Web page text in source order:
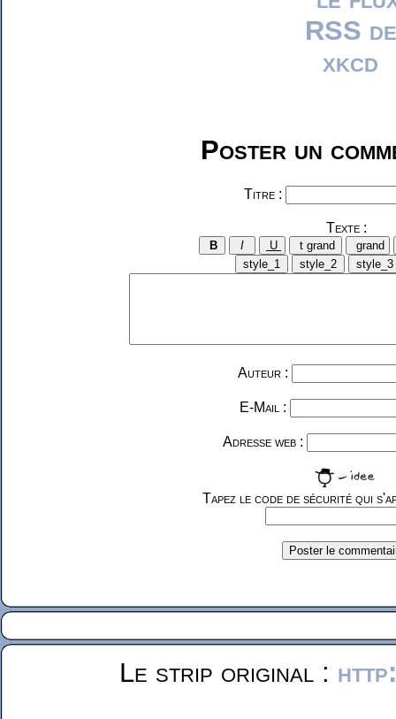
Poster un
Titre :
Texte :
Auteur :
E-Mail :
Adresse web :
Tapez le code de sécurité qui
Le strip original :